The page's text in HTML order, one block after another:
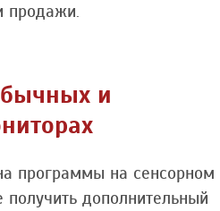
продажи.
и
программы на сенсорном
дополнительный